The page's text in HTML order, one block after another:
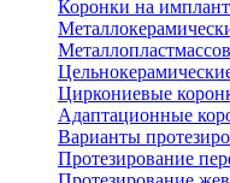
Коронки на
Циркониевые
Адаптационные
Варианты
Протезирование